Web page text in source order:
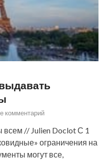
комментарий
// Julien Doclot С 1
ограничения на
могут все,